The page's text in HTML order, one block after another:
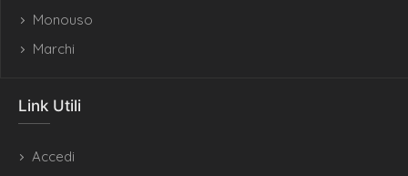
Monouso
Marchi
Link Utili
Accedi